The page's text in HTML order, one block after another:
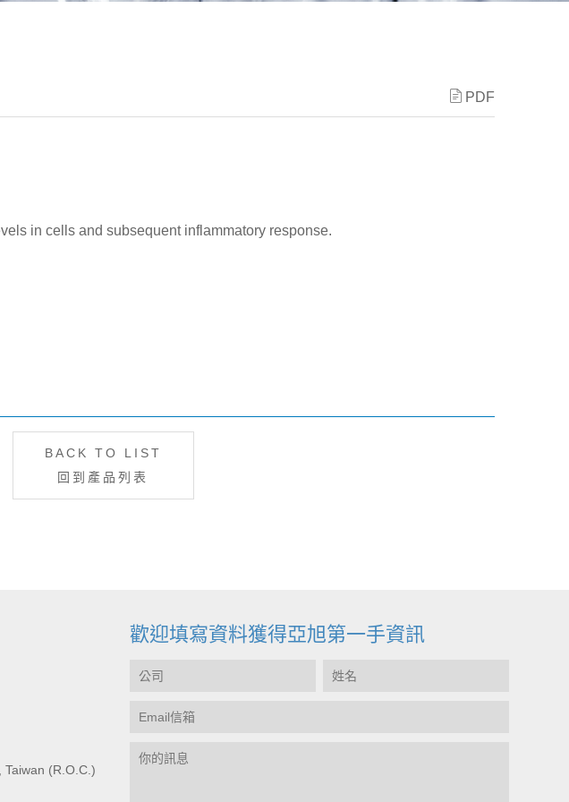
PDF
in cells and subsequent inflammatory response.
BACK TO LIST
回到產品列表
(R.O.C.)
歡迎填寫資料獲得亞旭第一手資訊